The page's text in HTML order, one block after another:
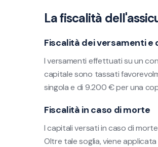
La fiscalità
Fiscalità dei versamenti e
I versamenti effettuati su un
capitale sono tassati
singola e di 9.200 € per una
Fiscalità in caso di morte
I capitali versati in caso di
Oltre tale soglia, viene